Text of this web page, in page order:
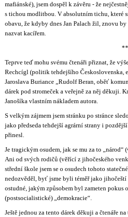
mafiánské), jsem dospěl k závěru - že
s tichou modlitbou. V absolutním tichu, které
obavu, že kdyby dnes Jan Palach žil, znovu
nazvat kacířem.
Teprve teď mohu svému čtenáři přiznat, že
Rechcígl (politik tehdejšího Československa,
Jaroslava Buriance „Rudolf Beran, oběť
dárek pod stromeček a veřejně za něj děkuji.
Janošíka vlastním nákladem autora.
S velkým zájmem jsem stránku po stránce
jako předseda tehdejší agrární strany i
přinesl.
Je tragickým osudem, jak se mu za to
Ani od svých rodičů (věřící z jihočeského
střední škole jsem se o osudech tohoto
nedozvěděl, byť jsme byli téměř jako jihočeští
ostudné, jakým způsobem byl zameten
(postsocialistické) „demokracie“.
Ještě jednou za tento dárek děkuji a čtenáře